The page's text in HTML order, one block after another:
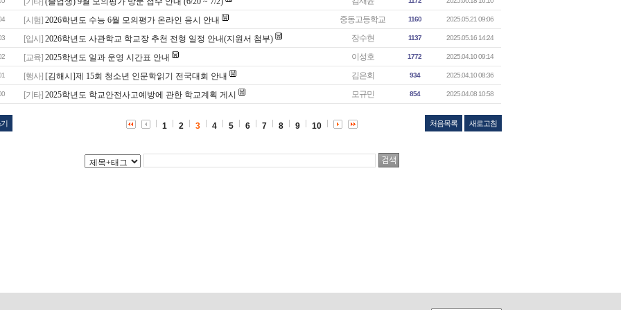
[시험] 2026학년도 수능 6월 모의평가 온라인 응시 안내 중동고등학교 1160 2025.05.21 09:06
[입시] 2026학년도 사관학교 학교장 추천 전형 일정 안내(지원서 첨부) 장수현 1137 2025.05.16 14:24
[교육] 2025학년도 일과 운영 시간표 안내 이성호 1772 2025.04.10 09:14
[행사] [김해시]제 15회 청소년 인문학읽기 전국대회 안내 김은회 934 2025.04.10 08:36
[기타] 2025학년도 학교안전사고예방에 관한 학교계획 게시 모규민 854 2025.04.08 10:58
처음목록 새로고침
1 2 3 4 5 6 7 8 9 10